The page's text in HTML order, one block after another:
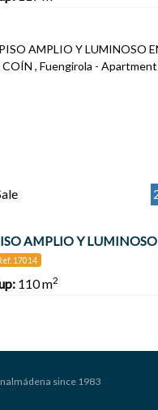
17014
110 m2
since 1983